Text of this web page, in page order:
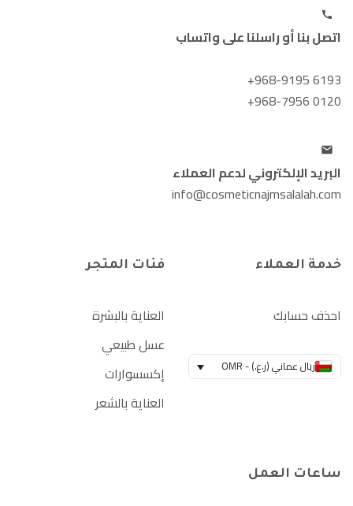
اتصل بنا أو راسلنا على واتساب
+968-9195 6193
+968-7956 0120
البريد الإلكتروني لدعم العملاء
info@cosmeticnajmsalalah.com
خدمة العملاء
احذف حسابك
ريال عماني (ر.ع.) - OMR
فئات المتجر
العناية بالبشرة
عسل طبيعي
إكسسوارات
العناية بالشعر
ساعات العمل